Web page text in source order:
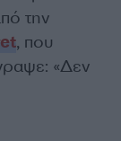
την
, που
«Δεν